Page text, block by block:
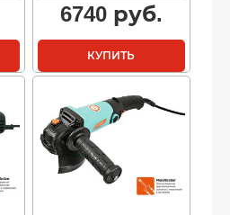
6740руб.
КУПИТЬ